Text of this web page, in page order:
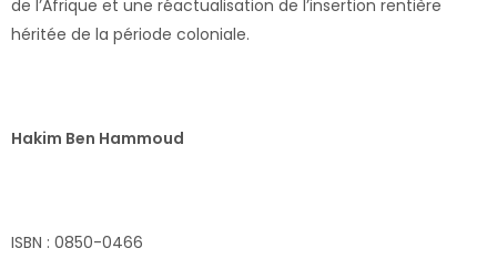
de l’Afrique et une réactualisation de l’insertion rentière
héritée de la période coloniale.
Hakim Ben Hammoud
ISBN : 0850-0466